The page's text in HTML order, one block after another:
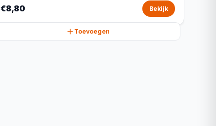
€8,80 Bekijk
Toevoegen